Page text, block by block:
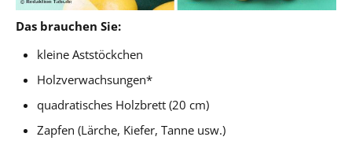
Das brauchen Sie:
kleine Aststöckchen
Holzverwachsungen*
quadratisches Holzbrett (20 cm)
Zapfen (Lärche, Kiefer, Tanne usw.)